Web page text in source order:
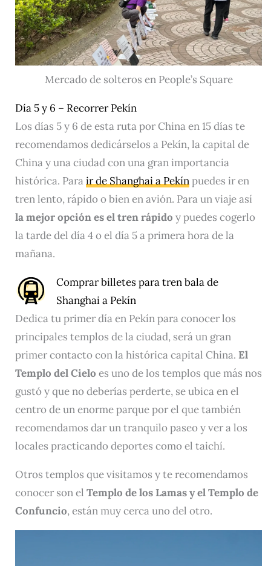
Mercado de solteros en People’s Square
Día 5 y 6 – Recorrer Pekín
Los días 5 y 6 de esta ruta por China en 15 días te
recomendamos dedicárselos a Pekín, la capital de
China y una ciudad con una gran importancia
histórica. Parair de Shanghai a Pekínpuedes ir en
tren lento, rápido o bien en avión. Para un viaje así
la mejor opción es el tren rápido y puedes cogerlo
la tarde del día 4 o el día 5 a primera hora de la
mañana.
Comprarbilletes para tren bala de
Shanghai a Pekín
Dedica tu primer día en Pekín para conocer los
principales templos de la ciudad, será un gran
primer contacto con la histórica capital China. El
Templo del Cielo es uno de los templos que más nos
gustó y que no deberías perderte, se ubica en el
centro de un enorme parque por el que también
recomendamos dar un tranquilo paseo y ver a los
locales practicando deportes como el taichí.
Otros templos que visitamos y te recomendamos
conocer son el Templo de los Lamas y el Templo de
Confuncio, están muy cerca uno del otro.